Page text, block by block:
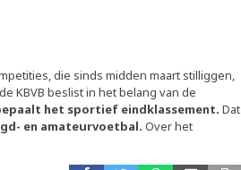
die sinds midden maart stilliggen,
KBVB beslist in het belang van de
het sportief eindklassement. Dat
en amateurvoetbal. Over het